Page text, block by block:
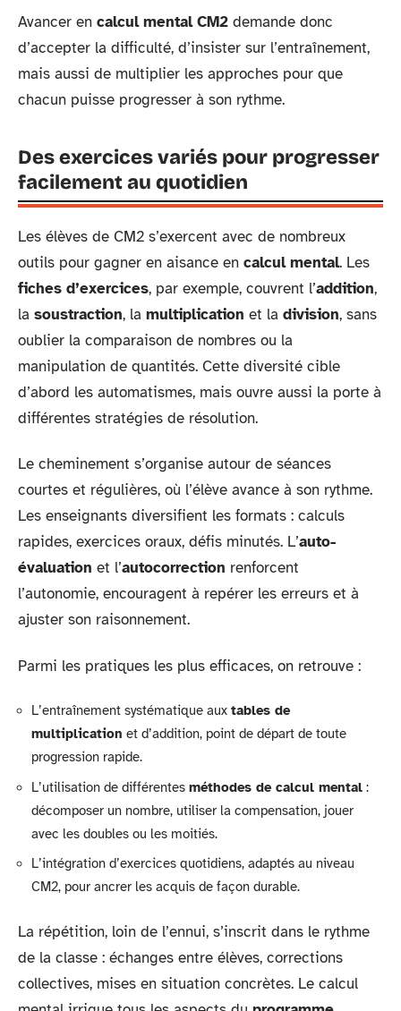
Avancer en calcul mental CM2 demande donc
d’accepter la difficulté, d’insister sur l’entraînement,
mais aussi de multiplier les approches pour que
chacun puisse progresser à son rythme.
Des exercices variés pour progresser
facilement au quotidien
Les élèves de CM2 s’exercent avec de nombreux
outils pour gagner en aisance en calcul mental. Les
fiches d’exercices, par exemple, couvrent l’addition,
la soustraction, la multiplication et la division, sans
oublier la comparaison de nombres ou la
manipulation de quantités. Cette diversité cible
d’abord les automatismes, mais ouvre aussi la porte à
différentes stratégies de résolution.
Le cheminement s’organise autour de séances
courtes et régulières, où l’élève avance à son rythme.
Les enseignants diversifient les formats : calculs
rapides, exercices oraux, défis minutés. L’auto-
évaluation et l’autocorrection renforcent
l’autonomie, encouragent à repérer les erreurs et à
ajuster son raisonnement.
Parmi les pratiques les plus efficaces, on retrouve :
L’entraînement systématique aux tables de
multiplication et d’addition, point de départ de toute
progression rapide.
L’utilisation de différentes méthodes de calcul mental :
décomposer un nombre, utiliser la compensation, jouer
avec les doubles ou les moitiés.
L’intégration d’exercices quotidiens, adaptés au niveau
CM2, pour ancrer les acquis de façon durable.
La répétition, loin de l’ennui, s’inscrit dans le rythme
de la classe : échanges entre élèves, corrections
collectives, mises en situation concrètes. Le calcul